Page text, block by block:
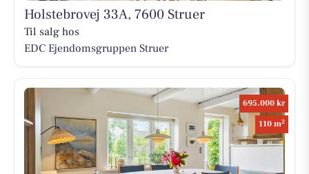
Holstebrovej 33A, 7600 Struer
Til salg hos
EDC Ejen­doms­grup­pen Struer
695.000 kr
110 m2